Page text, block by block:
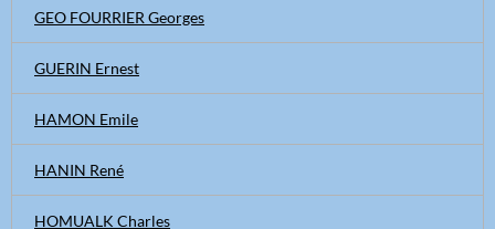
GEO FOURRIER Georges
GUERIN Ernest
HAMON Emile
HANIN René
HOMUALK Charles